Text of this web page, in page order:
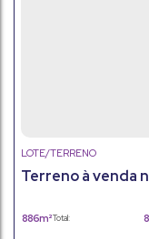
Terreno à venda
LOTE/TERRENO
Total:
886m²